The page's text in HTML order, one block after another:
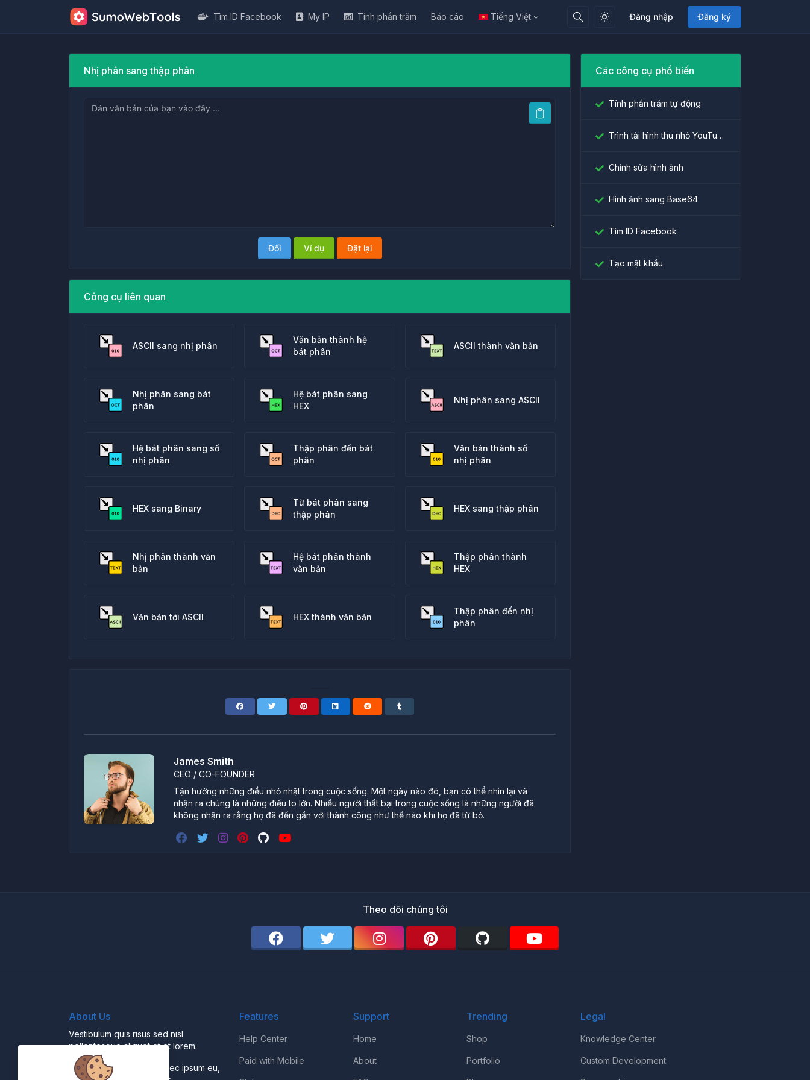
Đăng nhập Đăng ký
Tìm ID Facebook My IP Tính phần trăm Báo cáo Tiếng Việt
Nhị phân sang thập phân
Đổi Ví dụ Đặt lại
Công cụ liên quan
ASCII sang nhị phân
Văn bản thành hệ
bát phân
ASCII thành văn bản
Nhị phân sang bát
phân
Hệ bát phân sang
HEX
Nhị phân sang ASCII
Hệ bát phân sang số
nhị phân
Thập phân đến bát
phân
Văn bản thành số
nhị phân
HEX sang Binary
Từ bát phân sang
thập phân
HEX sang thập phân
Nhị phân thành văn
bản
Hệ bát phân thành
văn bản
Thập phân thành
HEX
Văn bản tới ASCII HEX thành văn bản
Thập phân đến nhị
phân
James Smith
CEO / CO-FOUNDER
Tận hưởng những điều nhỏ nhặt trong cuộc sống. Một ngày nào đó, bạn có thể nhìn lại và
nhận ra chúng là những điều to lớn. Nhiều người thất bại trong cuộc sống là những người đã
không nhận ra rằng họ đã đến gần với thành công như thế nào khi họ đã từ bỏ.
Các công cụ phổ biến
Tính phần trăm tự động
Trình tải hình thu nhỏ YouTube
Chỉnh sửa hình ảnh
Hình ảnh sang Base64
Tìm ID Facebook
Tạo mật khẩu
Theo dõi chúng tôi
About Us
Vestibulum quis risus sed nisl
pellentesque aliquet et et lorem.
Fusce nibh nisl, gravida nec ipsum eu,
Features
Help Center
Paid with Mobile
Support
Home
About
Trending
Shop
Portfolio
Legal
Knowledge Center
Custom Development